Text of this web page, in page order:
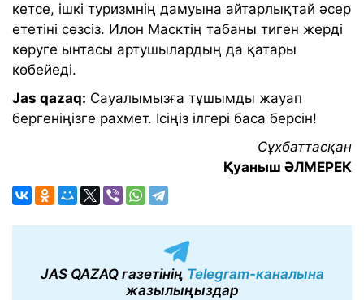
кетсе, ішкі туризмнің дамуына айтарлықтай әсер
ететіні сөзсіз. Илон Масктің табаны тиген жерді
көруге ынтасы артушылардың да қатары
көбейеді.
Jas qazaq: Сауалымызға тұшымды жауап
бергеніңізге рахмет. Ісіңіз ілгері баса берсін!
Сұхбаттасқан
Қуаныш ӘЛМЕРЕК
JAS QAZAQ газетінің Telegram-каналына
жазылыңыздар